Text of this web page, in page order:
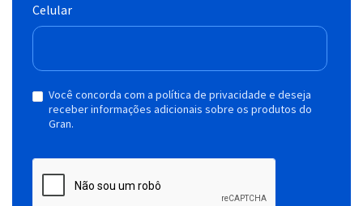
Celular
Você concorda com a política de privacidade e deseja
receber informações adicionais sobre os produtos do
Gran.